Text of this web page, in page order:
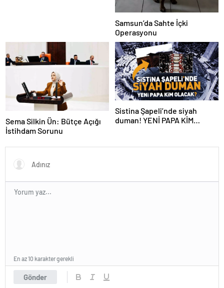
Samsun’da Sahte İçki
Operasyonu
Sema Silkin Ün: Bütçe Açığı
İstihdam Sorunu
Sistina Şapeli’nde siyah
duman! YENİ PAPA KİM
Gönder
En az 10 karakter gerekli